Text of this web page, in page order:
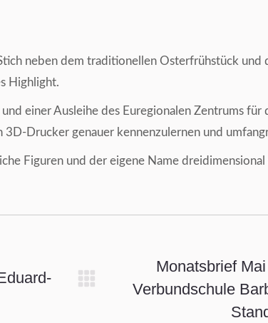
neben dem traditionellen Osterfrühstück und
Highlight.
einer Ausleihe des Euregionalen Zentrums für
Drucker genauer kennenzulernen und
Figuren und der eigene Name dreidimensional
Nächster
Monatsbrief
Verbundschule